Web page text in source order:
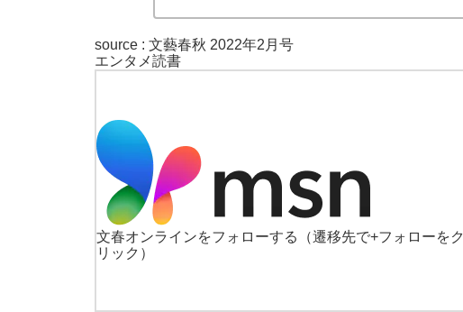
source : 文藝春秋 2022年2月号
エンタメ読書
文春オンラインをフォローする
（遷移先で+フォローをク
リック）